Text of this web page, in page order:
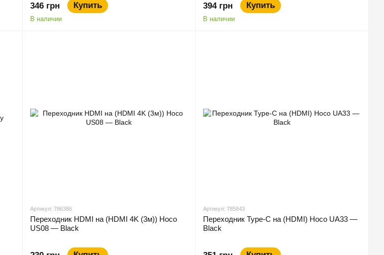
346 грн Купить
В наличии
394 грн Купить
В наличии
Артикул: 786386
Переходник HDMI на (HDMI 4K (3м)) Hoco
US08 — Black
Артикул: 785843
Переходник Type-C на (HDMI) Hoco UA33 —
Black